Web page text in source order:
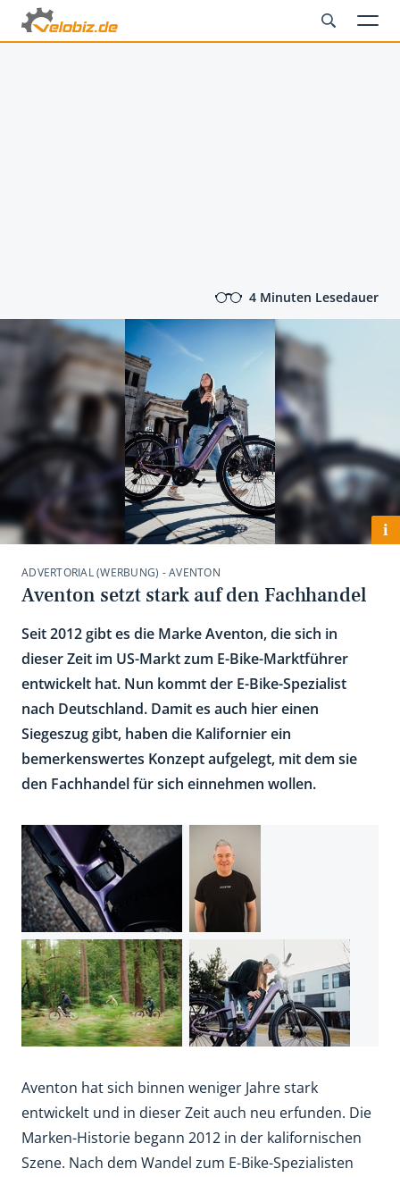
4 Minuten Lesedauer
i
ADVERTORIAL (WERBUNG) - AVENTON
Aventon setzt stark auf den Fachhandel
Seit 2012 gibt es die Marke Aventon, die sich in
dieser Zeit im US-Markt zum E-Bike-Marktführer
entwickelt hat. Nun kommt der E-Bike-Spezialist
nach Deutschland. Damit es auch hier einen
Siegeszug gibt, haben die Kalifornier ein
bemerkenswertes Konzept aufgelegt, mit dem sie
den Fachhandel für sich einnehmen wollen.
Aventon hat sich binnen weniger Jahre stark
entwickelt und in dieser Zeit auch neu erfunden. Die
Marken-Historie begann 2012 in der kalifornischen
Szene. Nach dem Wandel zum E-Bike-Spezialisten